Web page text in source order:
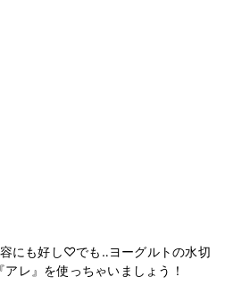
にも好し♡でも‥ヨーグルトの水切
レ』を使っちゃいましょう！